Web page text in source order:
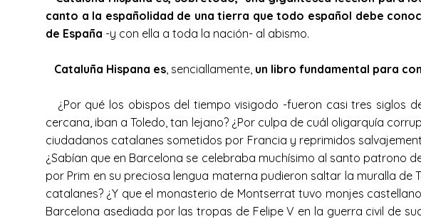
canto a la españolidad de una tierra que todo español debe
de España -y con ella a toda la nación- al abismo.
Cataluña Hispana es, senciallamente, un libro fundamental para
¿Por qué los obispos del tiempo visigodo -fueron casi tres siglos
cercana, iban a Toledo, tan lejano? ¿Por culpa de cuál oligarquía
ciudadanos catalanes sometidos por Francia y reprimidos
¿Sabían que en Barcelona se celebraba muchísimo al santo patrono
por Prim en su preciosa lengua materna pudieron saltar la muralla
catalanes? ¿Y que el monasterio de Montserrat tuvo monjes
Barcelona asediada por las tropas de Felipe V en la guerra civil de